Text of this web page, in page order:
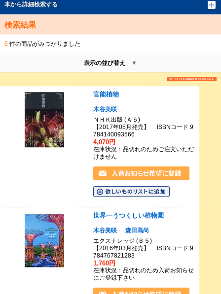
本から詳細検索する
検索結果
6 件の商品がみつかりました
表示の並び替え
官能植物
木谷美咲
ＮＨＫ出版 (Ａ５)
【2017年05月発売】 ISBNコード 9
784140093566
4,070円
在庫状況：品切れのためご注文いただ
けません
世界一うつくしい植物園
木谷美咲
森田高尚
エクスナレッジ (Ｂ５)
【2016年03月発売】 ISBNコード 9
784767821283
1,760円
在庫状況：品切れのため入荷お知らせ
にご登録下さい